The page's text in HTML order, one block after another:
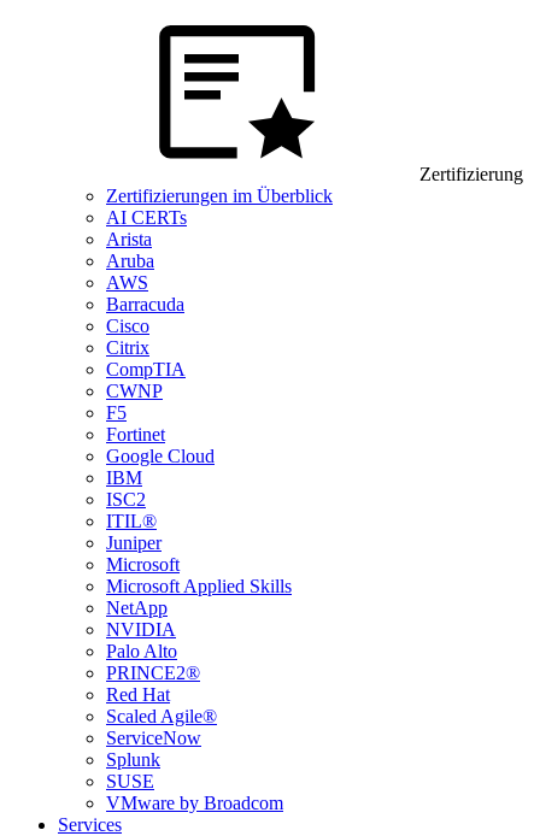
Zertifizierung
Zertifizierungen im Überblick
AI CERTs
Arista
Aruba
AWS
Barracuda
Cisco
Citrix
CompTIA
CWNP
F5
Fortinet
Google Cloud
IBM
ISC2
ITIL®
Juniper
Microsoft
Microsoft Applied Skills
NetApp
NVIDIA
Palo Alto
PRINCE2®
Red Hat
Scaled Agile®
ServiceNow
Splunk
SUSE
VMware by Broadcom
Services